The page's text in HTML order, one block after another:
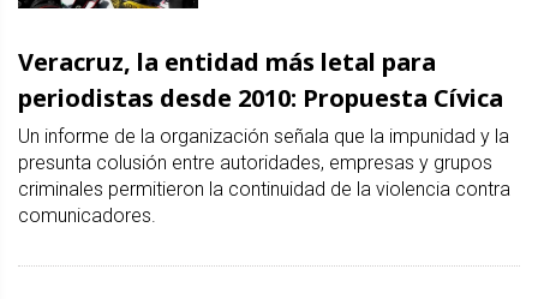
Veracruz, la entidad más letal para
periodistas desde 2010: Propuesta Cívica
Un informe de la organización señala que la impunidad y la
presunta colusión entre autoridades, empresas y grupos
criminales permitieron la continuidad de la violencia contra
comunicadores.